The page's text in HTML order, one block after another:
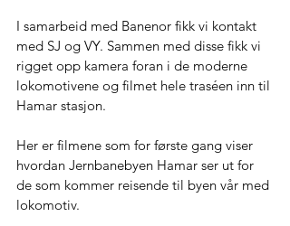
I samarbeid med Banenor fikk vi kontakt
med SJ og VY. Sammen med disse fikk vi
rigget opp kamera foran i de moderne
lokomotivene og filmet hele traséen inn til
Hamar stasjon.
Her er filmene som for første gang viser
hvordan Jernbanebyen Hamar ser ut for
de som kommer reisende til byen vår med
lokomotiv.